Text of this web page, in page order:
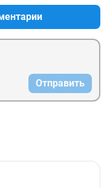
ней появились
Впрочем,
Газолёд. Это
Но, вы-то
Отправить